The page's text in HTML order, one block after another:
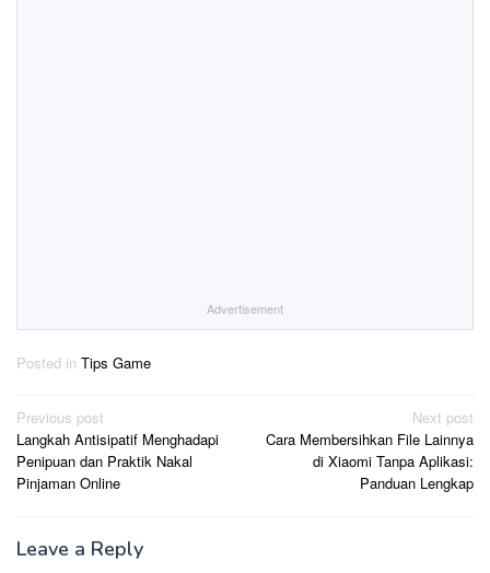
Advertisement
Posted in Tips Game
Post
navigation
Previous post
Langkah Antisipatif Menghadapi
Penipuan dan Praktik Nakal
Pinjaman Online
Next post
Cara Membersihkan File Lainnya
di Xiaomi Tanpa Aplikasi:
Panduan Lengkap
Leave a Reply